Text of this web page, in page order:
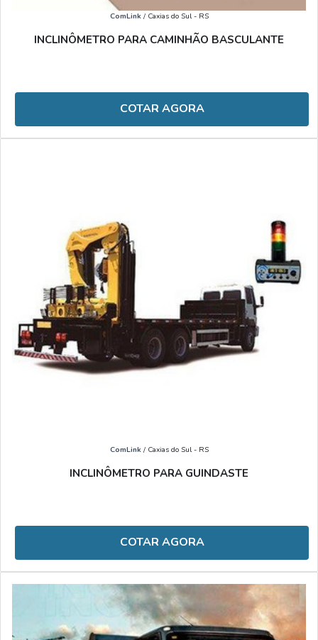
ComLink/ Caxias do Sul - RS
INCLINÔMETRO PARA CAMINHÃO BASCULANTE
COTAR AGORA
ComLink/ Caxias do Sul - RS
INCLINÔMETRO PARA GUINDASTE
COTAR AGORA